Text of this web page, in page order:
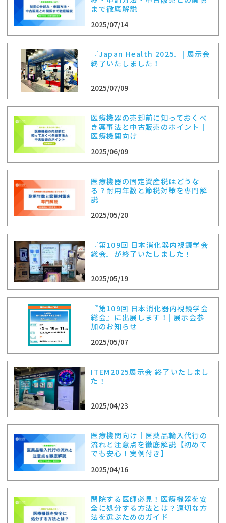
まで徹底解説
2025/07/14
『Japan Health 2025』| 展示会
終了いたしました！
2025/07/09
医療機器の売却前に知っておくべ
き薬事法と中古販売のポイント｜
医療機関向け
2025/06/09
医療機器の固定資産税はどうな
る？耐用年数と節税対策を専門解
説
2025/05/20
『第109回 日本消化器内視鏡学会
総会』が終了いたしました！
2025/05/19
『第109回 日本消化器内視鏡学会
総会』に出展します！| 展示会参
加のお知らせ
2025/05/07
ITEM2025展示会 終了いたしまし
た！
2025/04/23
医療機関向け｜医薬品輸入代行の
流れと注意点を徹底解説【初めて
でも安心！実例付き】
2025/04/16
閉院する医師必見！医療機器を安
全に処分する方法とは？適切な方
法を選ぶためのガイド